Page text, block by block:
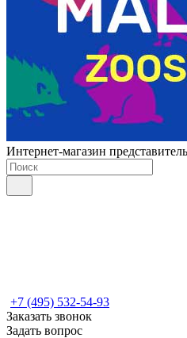
Интернет-магазин
+7 (495) 532-54-93
Заказать звонок
Задать вопрос